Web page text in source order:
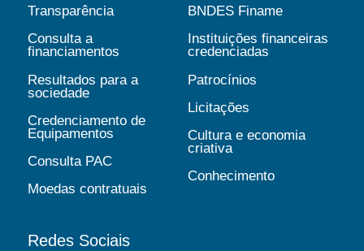
Transparência
Consulta a
financiamentos
Resultados para a
sociedade
Credenciamento de
Equipamentos
Consulta PAC
Moedas contratuais
BNDES Finame
Instituições financeiras
credenciadas
Patrocínios
Licitações
Cultura e economia
criativa
Conhecimento
Redes Sociais